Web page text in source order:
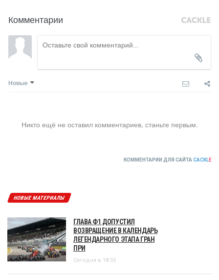
Комментарии
Новые
Никто ещё не оставил комментариев, станьте первым.
КОММЕНТАРИИ ДЛЯ САЙТА CACKLE
НОВЫЕ МАТЕРИАЛЫ
ГЛАВА Ф1 ДОПУСТИЛ
ВОЗВРАЩЕНИЕ В КАЛЕНДАРЬ
ЛЕГЕНДАРНОГО ЭТАПА ГРАН
ПРИ
Сегодня в 18:55